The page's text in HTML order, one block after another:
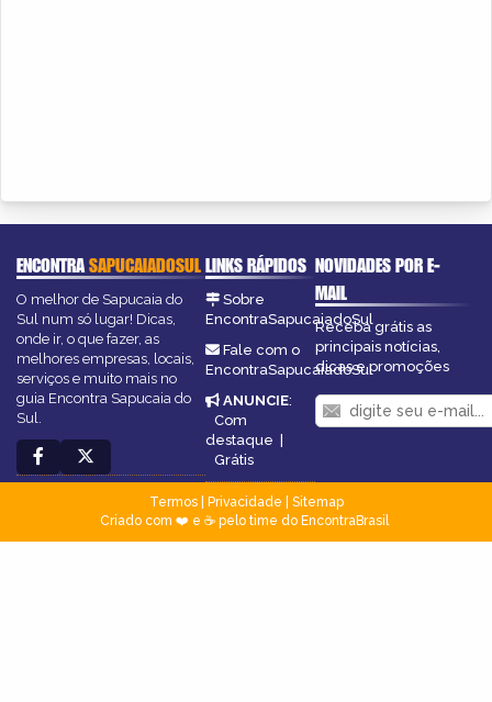
ENCONTRASAPUCAIADOSUL
O melhor de Sapucaia do
Sul num só lugar! Dicas,
onde ir, o que fazer, as
melhores empresas, locais,
serviços e muito mais no
guia Encontra Sapucaia do
Sul.
LINKS RÁPIDOS
Sobre
EncontraSapucaiadoSul
Fale com o
EncontraSapucaiadoSul
ANUNCIE:
Com
destaque |
Grátis
NOVIDADES POR E-
MAIL
Receba grátis as
principais notícias,
dicas e promoções
Termos| Privacidade
Sitemap
Criado com ❤️ e ☕ pelo time do EncontraBrasil